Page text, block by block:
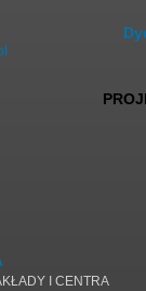
I CENTRA